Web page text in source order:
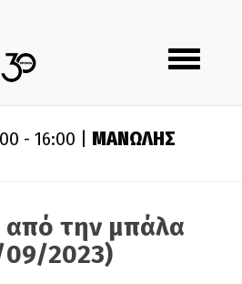
Toggle
navigation
- 16:00 | ΜΑΝΩΛΗΣ
την μπάλα
09/2023)